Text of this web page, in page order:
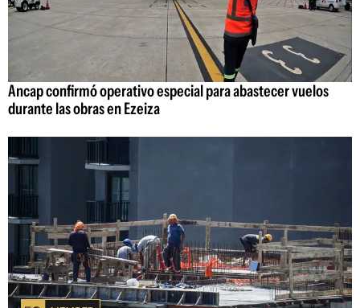
Ancap confirmó operativo especial para abastecer vuelos
durante las obras en Ezeiza